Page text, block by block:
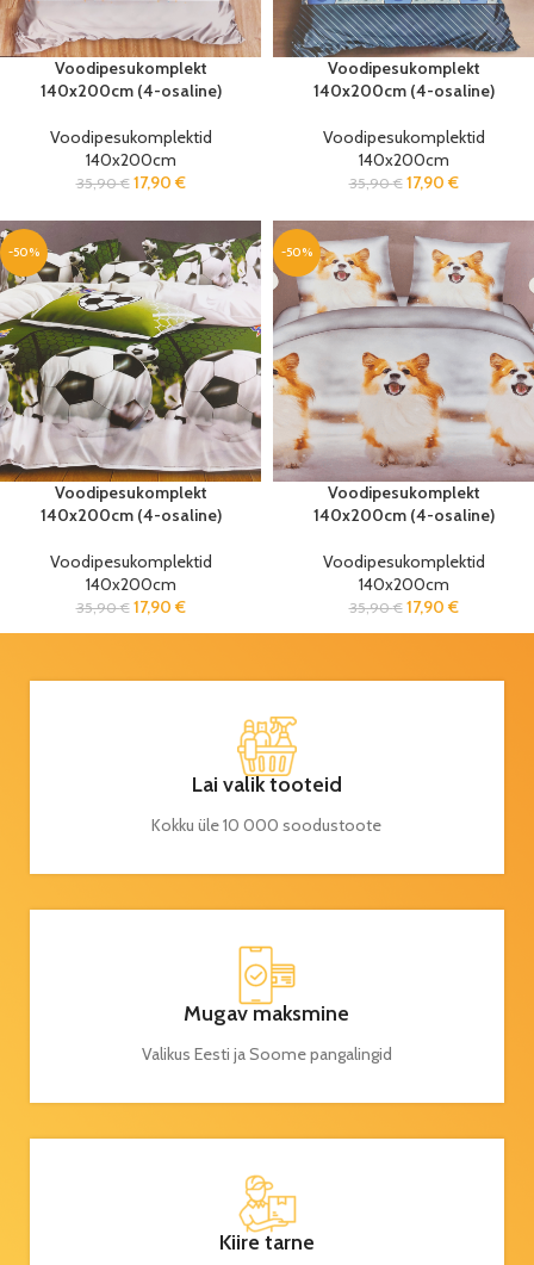
Voodipesukomplekt
140x200cm (4-osaline)
Voodipesukomplektid
140x200cm
35,90€ 17,90 €
Voodipesukomplekt
140x200cm (4-osaline)
Voodipesukomplektid
140x200cm
35,90€ 17,90 €
-50%
Voodipesukomplekt
140x200cm (4-osaline)
Voodipesukomplektid
140x200cm
35,90€ 17,90 €
-50%
Voodipesukomplekt
140x200cm (4-osaline)
Voodipesukomplektid
140x200cm
35,90€ 17,90 €
Lai valik tooteid
Kokku üle 10 000 soodustoote
Mugav maksmine
Valikus Eesti ja Soome pangalingid
Kiire tarne